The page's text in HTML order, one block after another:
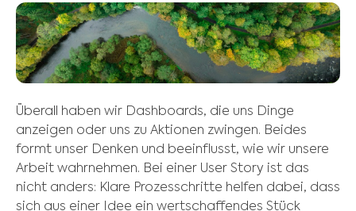
Überall haben wir Dashboards, die uns Dinge
anzeigen oder uns zu Aktionen zwingen. Beides
formt unser Denken und beeinflusst, wie wir unsere
Arbeit wahrnehmen. Bei einer User Story ist das
nicht anders: Klare Prozesschritte helfen dabei, dass
sich aus einer Idee ein wertschaffendes Stück